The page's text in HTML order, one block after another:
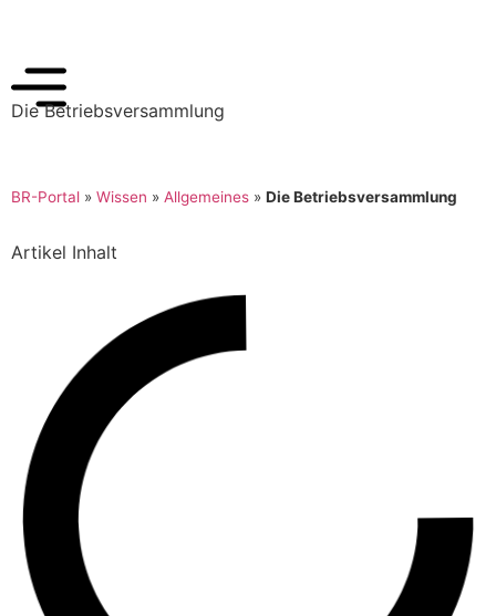
Die Betriebsversammlung
BR-Portal » Wissen » Allgemeines » Die Betriebsversammlung
Artikel Inhalt